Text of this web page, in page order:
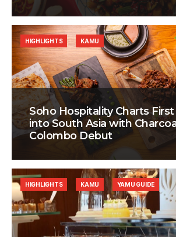
Soho Hospitality Charts
into South Asia with
Colombo Debut
HIGHLIGHTS KAMU
HIGHLIGHTS KAMU YAMU GUIDE